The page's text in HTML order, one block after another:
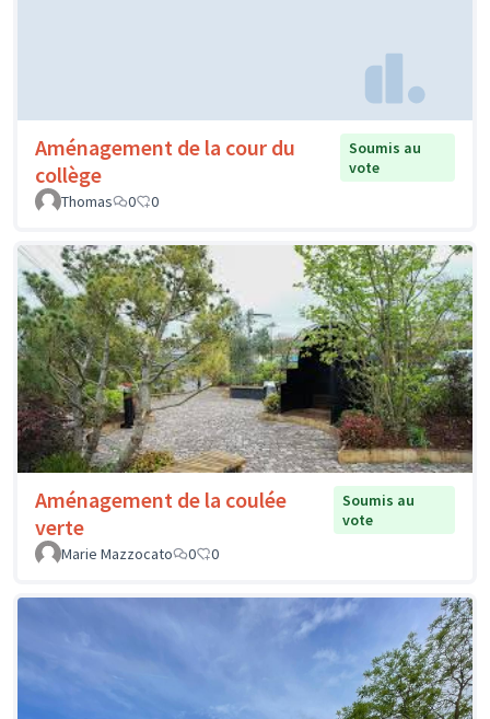
Aménagement de la cour du
collège
Soumis au
vote
Thomas
0 0
Aménagement de la coulée
verte
Soumis au
vote
Marie Mazzocato
0 0